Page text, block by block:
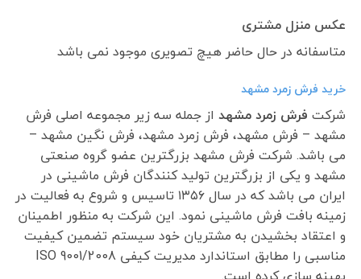
عکس منزل مشتری
متاسفانه در حال حاضر هیچ تصویری موجود نمی باشد
خرید فرش زمرد مشهد
شرکت فرش زمرد مشهداز جمله سه زیر مجموعه اصلی فرش
مشهد – فرش مشهد، فرش زمرد مشهد، فرش نگین مشهد –
می باشد. شرکت فرش مشهد بزرگترین عضو گروه صنعتی
مشهد و یکی از بزرگترین تولید کنندگان فرش ماشینی در
ایران می باشد که در سال ۱۳۵۶ تاسیس و شروع به فعالیت در
زمینه بافت فرش ماشینی نمود. این شرکت به منظور اطمینان
و اعتقاد بخشیدن به مشتریان خود سیستم تضمین کیفیت
مناسبی را مطابق استاندارد مدیریت کیفی ISO 9001/2008